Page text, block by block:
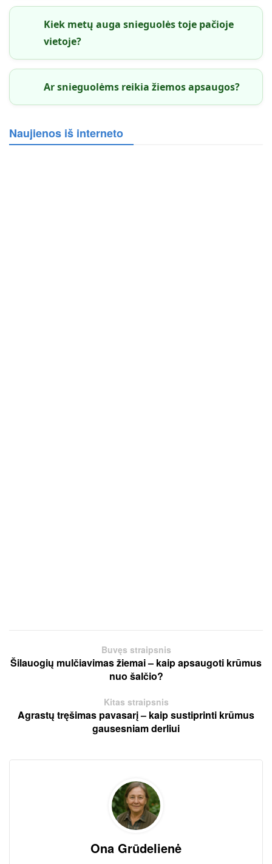
Kiek metų auga snieguolės toje pačioje
vietoje?
Ar snieguolėms reikia žiemos apsaugos?
Naujienos iš interneto
Buvęs straipsnis
Šilauogių mulčiavimas žiemai – kaip apsaugoti krūmus
nuo šalčio?
Kitas straipsnis
Agrastų tręšimas pavasarį – kaip sustiprinti krūmus
gausesniam derliui
Ona Grūdelienė